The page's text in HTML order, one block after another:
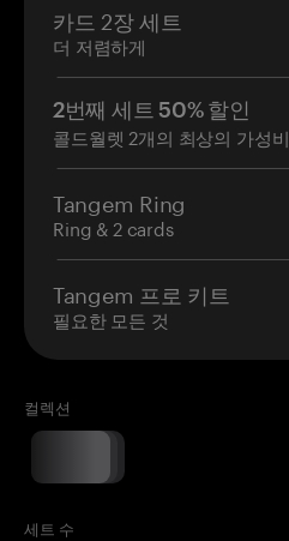
카드 2장 세트
더 저렴하게
2번째 세트 50% 할인
콜드월렛 2개의 최상의 가성비
Tangem Ring
Ring & 2 cards
Tangem 프로 키트
필요한 모든 것
컬렉션
세트 수